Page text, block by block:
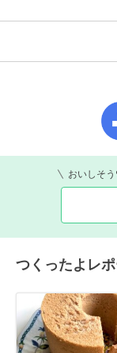
おいしそ
つくったよレ